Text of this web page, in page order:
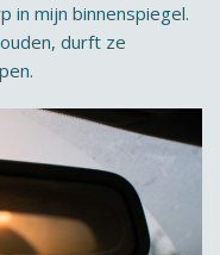
in mijn binnenspiegel.
durft ze